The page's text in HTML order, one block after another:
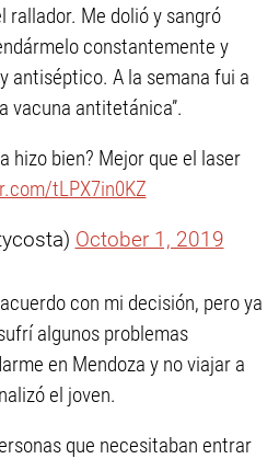
rallador. Me dolió y sangró
constantemente y
antiséptico. A la semana fui a
vacuna antitetánica”.
hizo bien? Mejor que el laser
tLPX7in0KZ
October 1, 2019
con mi decisión, pero ya
algunos problemas
en Mendoza y no viajar a
el joven.
que necesitaban entrar